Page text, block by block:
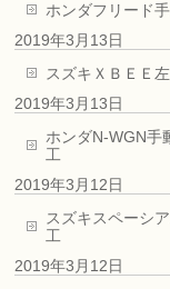
ホンダフリード
2019年3月13日
スズキＸＢＥＥ
2019年3月13日
ホンダN-WGN手
工
2019年3月12日
スズキスペーシ
工
2019年3月12日